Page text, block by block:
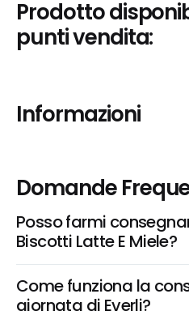
Prodotto
punti vendita:
Informazioni
Domande
Posso farmi
Biscotti Latte E Miele?
Come funziona la
giornata di Everli?